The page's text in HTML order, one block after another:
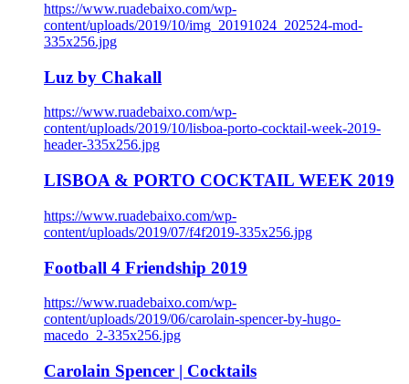
https://www.ruadebaixo.com/wp-
content/uploads/2019/10/img_20191024_202524-mod-
335x256.jpg
Luz by Chakall
https://www.ruadebaixo.com/wp-
content/uploads/2019/10/lisboa-porto-cocktail-week-2019-
header-335x256.jpg
LISBOA & PORTO COCKTAIL WEEK 2019
https://www.ruadebaixo.com/wp-
content/uploads/2019/07/f4f2019-335x256.jpg
Football 4 Friendship 2019
https://www.ruadebaixo.com/wp-
content/uploads/2019/06/carolain-spencer-by-hugo-
macedo_2-335x256.jpg
Carolain Spencer | Cocktails